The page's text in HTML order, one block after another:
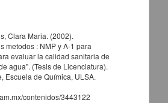
Clara Maria. (2002).
metodos : NMP y A-1 para
evaluar la calidad sanitaria de
agua". (Tesis de Licenciatura).
Escuela de Química, ULSA.
contenidos/3443122